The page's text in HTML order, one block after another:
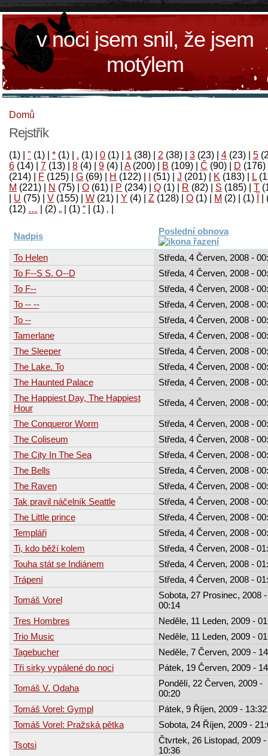
v noci jsem snil, že jsem
motýlem
Domů
Rejstřík
(1) " (1) * (1) . (1) 0 (1) 1 (38) 2 (38) 3 (23) 4 (23) 5
6 (14) 7 (13) 8 (4) 9 (4) A(200) B (109) Č (90) D (176)
(214)
F (125) G (69) H (122) (51) J (201) K (183) L
M (221) N (75) O (61) P (234) Q (1) R (82) S (185) T
U (75) V (155) W (21) Y (4) Z (128) Ο (1) М (2)
(1)
‚
(1)
“
(1)
„
(2)
…
(12)
Nadpis Poslední obnova
To Helen
Středa, 4 Červen, 2008 -
To F--S S. O--D
Středa, 4 Červen, 2008 -
To F--
Středa, 4 Červen, 2008 -
To -- --
Středa, 4 Červen, 2008 -
To --
Středa, 4 Červen, 2008 -
Tamerlane
Středa, 4 Červen, 2008 -
The Sleeper
Středa, 4 Červen, 2008 -
The Lake. To
Středa, 4 Červen, 2008 -
The Haunted Palace
Středa, 4 Červen, 2008 -
The Happiest Day, The Happiest
Hour
Středa, 4 Červen, 2008 -
The Conqueror Worm
Středa, 4 Červen, 2008 -
The Coliseum
Středa, 4 Červen, 2008 -
The City In The Sea
Středa, 4 Červen, 2008 -
The Bells
Středa, 4 Červen, 2008 -
The Raven
Středa, 4 Červen, 2008 -
Tak pravil náčelník Seattle
Středa, 4 Červen, 2008 -
The Little prince
Středa, 4 Červen, 2008 -
Templáři
Středa, 4 Červen, 2008 -
Ti, kdo běží kolem
Středa, 4 Červen, 2008 -
Touha stát se Indiánem
Středa, 4 Červen, 2008 -
Trápení
Středa, 4 Červen, 2008 -
Tomáš Vorel
Sobota, 27 Prosinec, 2008 -
00:14
Tres Hombres
Neděle, 11 Leden, 2009 -
Trio Music
Neděle, 11 Leden, 2009 -
Tagebucher
Neděle, 7 Červen, 2009 -
Tři sirky vypálené do noci
Pátek, 19 Červen, 2009 -
Tomáš V. Odaha
Pondělí, 22 Červen, 2009 -
00:20
Tomáš Vorel: Gympl
Pátek, 9 Říjen, 2009 - 13:32
Tomáš Vorel: Pražská pětka
Sobota, 24 Říjen, 2009 -
Tsotsi
Čtvrtek, 26 Listopad, 2009 -
10:36